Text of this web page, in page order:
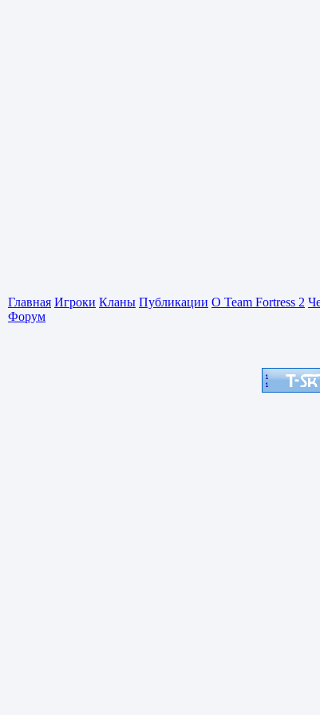
Главная Игроки Кланы Публикации О Team Fortress 2
Форум